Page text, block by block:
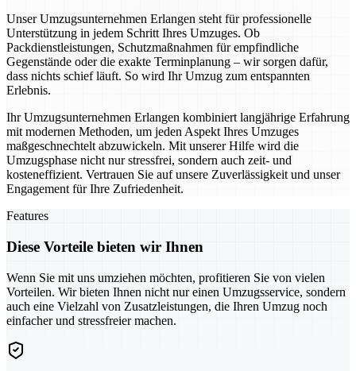
Unser Umzugsunternehmen Erlangen steht für professionelle
Unterstützung in jedem Schritt Ihres Umzuges. Ob
Packdienstleistungen, Schutzmaßnahmen für empfindliche
Gegenstände oder die exakte Terminplanung – wir sorgen dafür,
dass nichts schief läuft. So wird Ihr Umzug zum entspannten
Erlebnis.
Ihr Umzugsunternehmen Erlangen kombiniert langjährige Erfahrung
mit modernen Methoden, um jeden Aspekt Ihres Umzuges
maßgeschnechtelt abzuwickeln. Mit unserer Hilfe wird die
Umzugsphase nicht nur stressfrei, sondern auch zeit- und
kosteneffizient. Vertrauen Sie auf unsere Zuverlässigkeit und unser
Engagement für Ihre Zufriedenheit.
Features
Diese Vorteile bieten wir Ihnen
Wenn Sie mit uns umziehen möchten, profitieren Sie von vielen
Vorteilen. Wir bieten Ihnen nicht nur einen Umzugsservice, sondern
auch eine Vielzahl von Zusatzleistungen, die Ihren Umzug noch
einfacher und stressfreier machen.